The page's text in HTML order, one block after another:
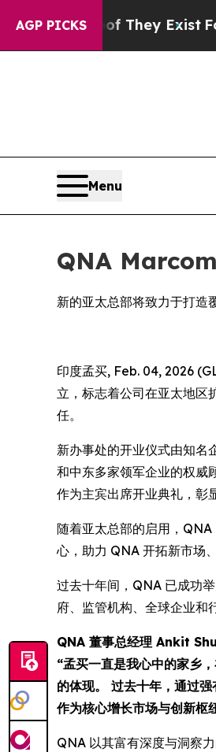
AGP PICKS
no Proof They ExistFox
Menu
QNA
新的亚太总部将致力于打造
印度孟买, Feb. 04, 2026
立，标志着公司在亚太地区
任。
新办事处的开业仪式由知名
和中东多家领军企业的权
作为主宾出席开业典礼，彰
随着亚太总部的启用，
心，助力 QNA 开拓新市场
过去十年间，QNA 已成功
府、监管机构、全球企业和
QNA 董事总经理 Ankit
“孟买一直是我心中的家乡
的体现。 过去十年，通过
作为核心增长市场与创新枢
QNA 以其富有深度与洞察